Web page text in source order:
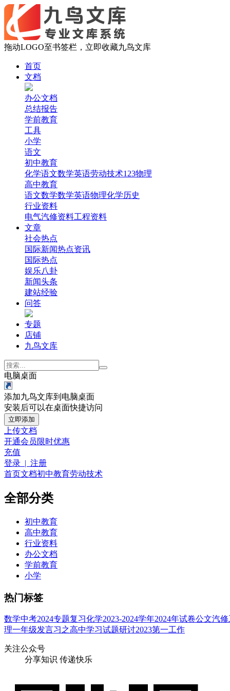
拖动LOGO至书签栏，立即收藏九鸟文库
首页
文档
办公文档
总结报告
学前教育
工具
小学
语文
初中教育
化学语文数学英语劳动技术123物理
高中教育
语文数学数学英语物理化学历史
行业资料
电气汽修资料工程资料
文章
社会热点
国际新闻热点资讯
国际热点
娱乐八卦
新闻头条
建站经验
问答
专题
店铺
九鸟文库
电脑桌面
添加九鸟文库到电脑桌面
安装后可以在桌面快捷访问
立即添加
上传文档
开通会员限时优惠
充值
登录 | 注册
首页文档初中教育劳动技术
全部分类
初中教育
高中教育
行业资料
办公文档
学前教育
小学
热门标签
数学中考2024专题复习化学2023-2024学年2024年试卷公文汽修
理一年级发言习之高中学习试题研讨2023第一工作
关注公众号
分享知识 传递快乐